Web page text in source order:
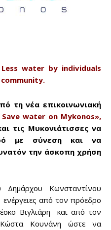
water by individuals
τη νέα επικοινωνιακή
water on Mykonos»,
τις Μυκονιάτισσες να
με σύνεση και να
την άσκοπη χρήση
Κωνσταντίνου
ενέργειες από τον πρόεδρο
Βιγλιάρη και από τον
Κώστα Κουνάνη ώστε να